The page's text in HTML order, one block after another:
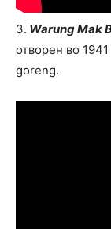
3. Warung Mak
отворен во
goreng.